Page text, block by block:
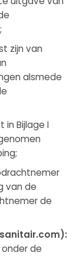
zijn van
alsmede
in Bijlage I
van de
de
de